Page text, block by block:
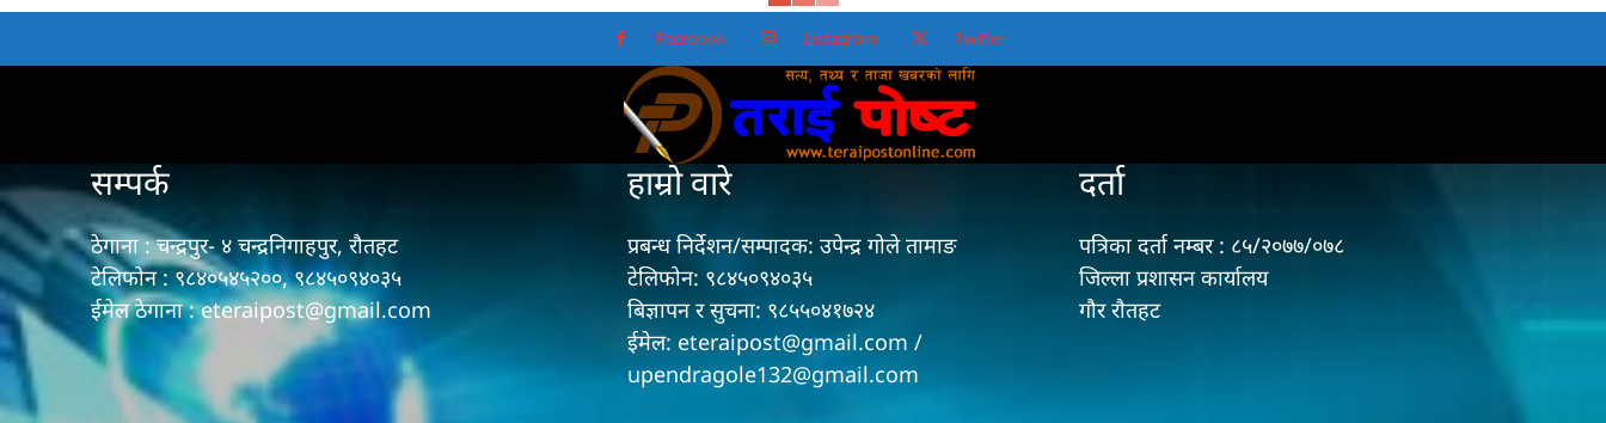
Facebook Instagram Twitter
सम्पर्क
ठेगाना : चन्द्रपुर- ४ चन्द्रनिगाहपुर, रौतहट
टेलिफोन : ९८४०५४५२००, ९८४५०९४०३५
ईमेल ठेगाना : eteraipost@gmail.com
हाम्रो वारे
प्रबन्ध निर्देशन/सम्पादक: उपेन्द्र गोले तामाङ
टेलिफोन: ९८४५०९४०३५
बिज्ञापन र सुचना: ९८५५०४१७२४
ईमेल: eteraipost@gmail.com /
upendragole132@gmail.com
दर्ता
पत्रिका दर्ता नम्बर : ८५/२०७७/०७८
जिल्ला प्रशासन कार्यालय
गौर राैतहट